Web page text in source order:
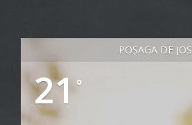
POȘAGA DE JOS
21°